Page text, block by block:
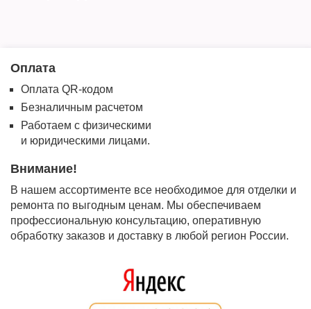
Оплата
Оплата QR-кодом
Безналичным расчетом
Работаем с физическими
и юридическими лицами.
Внимание!
В нашем ассортименте все необходимое для отделки и
ремонта по выгодным ценам. Мы обеспечиваем
профессиональную консультацию, оперативную
обработку заказов и доставку в любой регион России.